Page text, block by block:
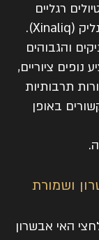
רגליים
בטבע ונבקר בכפר חינליק (Xinaliq).
והגבוהים
נופים ציוריים,
תרבותיות
באופן
ושמורת
האי אבשרון